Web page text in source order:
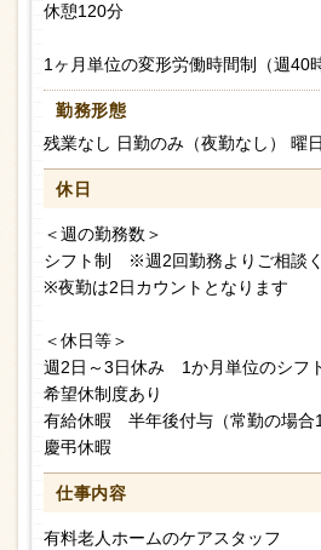
休憩120分
1ヶ月単位の変形労働時間制（週40
勤務形態
残業なし 日勤のみ（夜勤なし） 曜
休日
＜週の勤務数＞
シフト制 ※週2回勤務よりご相談
※夜勤は2日カウントとなります
＜休日等＞
週2日～3日休み 1か月単位のシフ
希望休制度あり
有給休暇 半年後付与（常勤の場合
慶弔休暇
仕事内容
有料老人ホームのケアスタッフ